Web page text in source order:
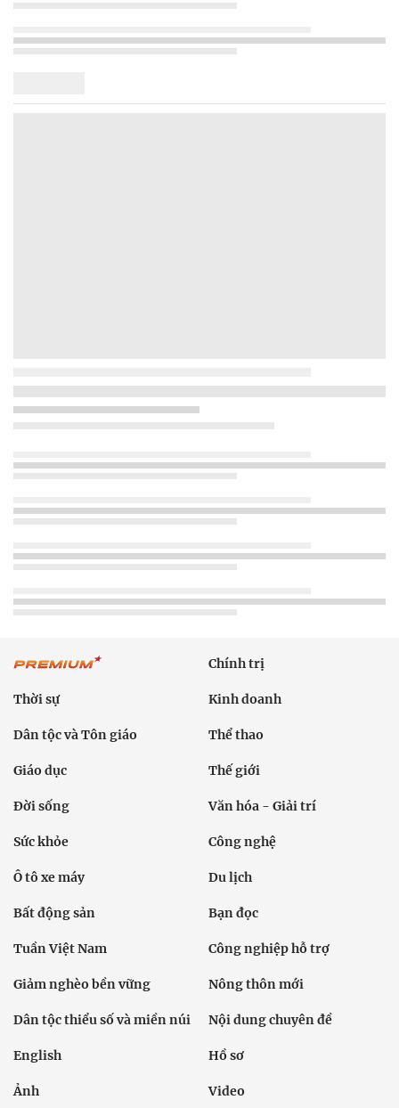
Chính trị
Thời sự Kinh doanh
Dân tộc và Tôn giáo Thể thao
Giáo dục Thế giới
Đời sống Văn hóa - Giải trí
Sức khỏe Công nghệ
Ô tô xe máy Du lịch
Bất động sản Bạn đọc
Tuần Việt Nam Công nghiệp hỗ trợ
Giảm nghèo bền vững Nông thôn mới
Dân tộc thiểu số và miền núi Nội dung chuyên đề
English Hồ sơ
Ảnh Video